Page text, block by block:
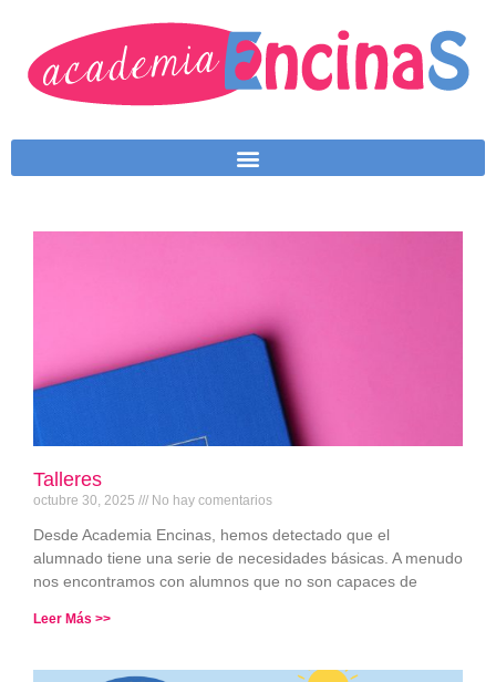
Talleres
octubre 30, 2025 No hay comentarios
Desde Academia Encinas, hemos detectado que el
alumnado tiene una serie de necesidades básicas. A menudo
nos encontramos con alumnos que no son capaces de
Leer Más >>